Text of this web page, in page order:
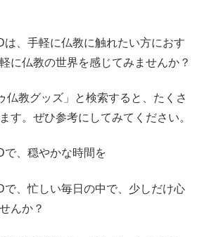
は、手軽に仏教に触れたい方におす
に仏教の世界を感じてみませんか？
仏教グッズ」と検索すると、たくさ
す。ぜひ参考にしてみてください。
で、穏やかな時間を
で、忙しい毎日の中で、少しだけ心
んか？